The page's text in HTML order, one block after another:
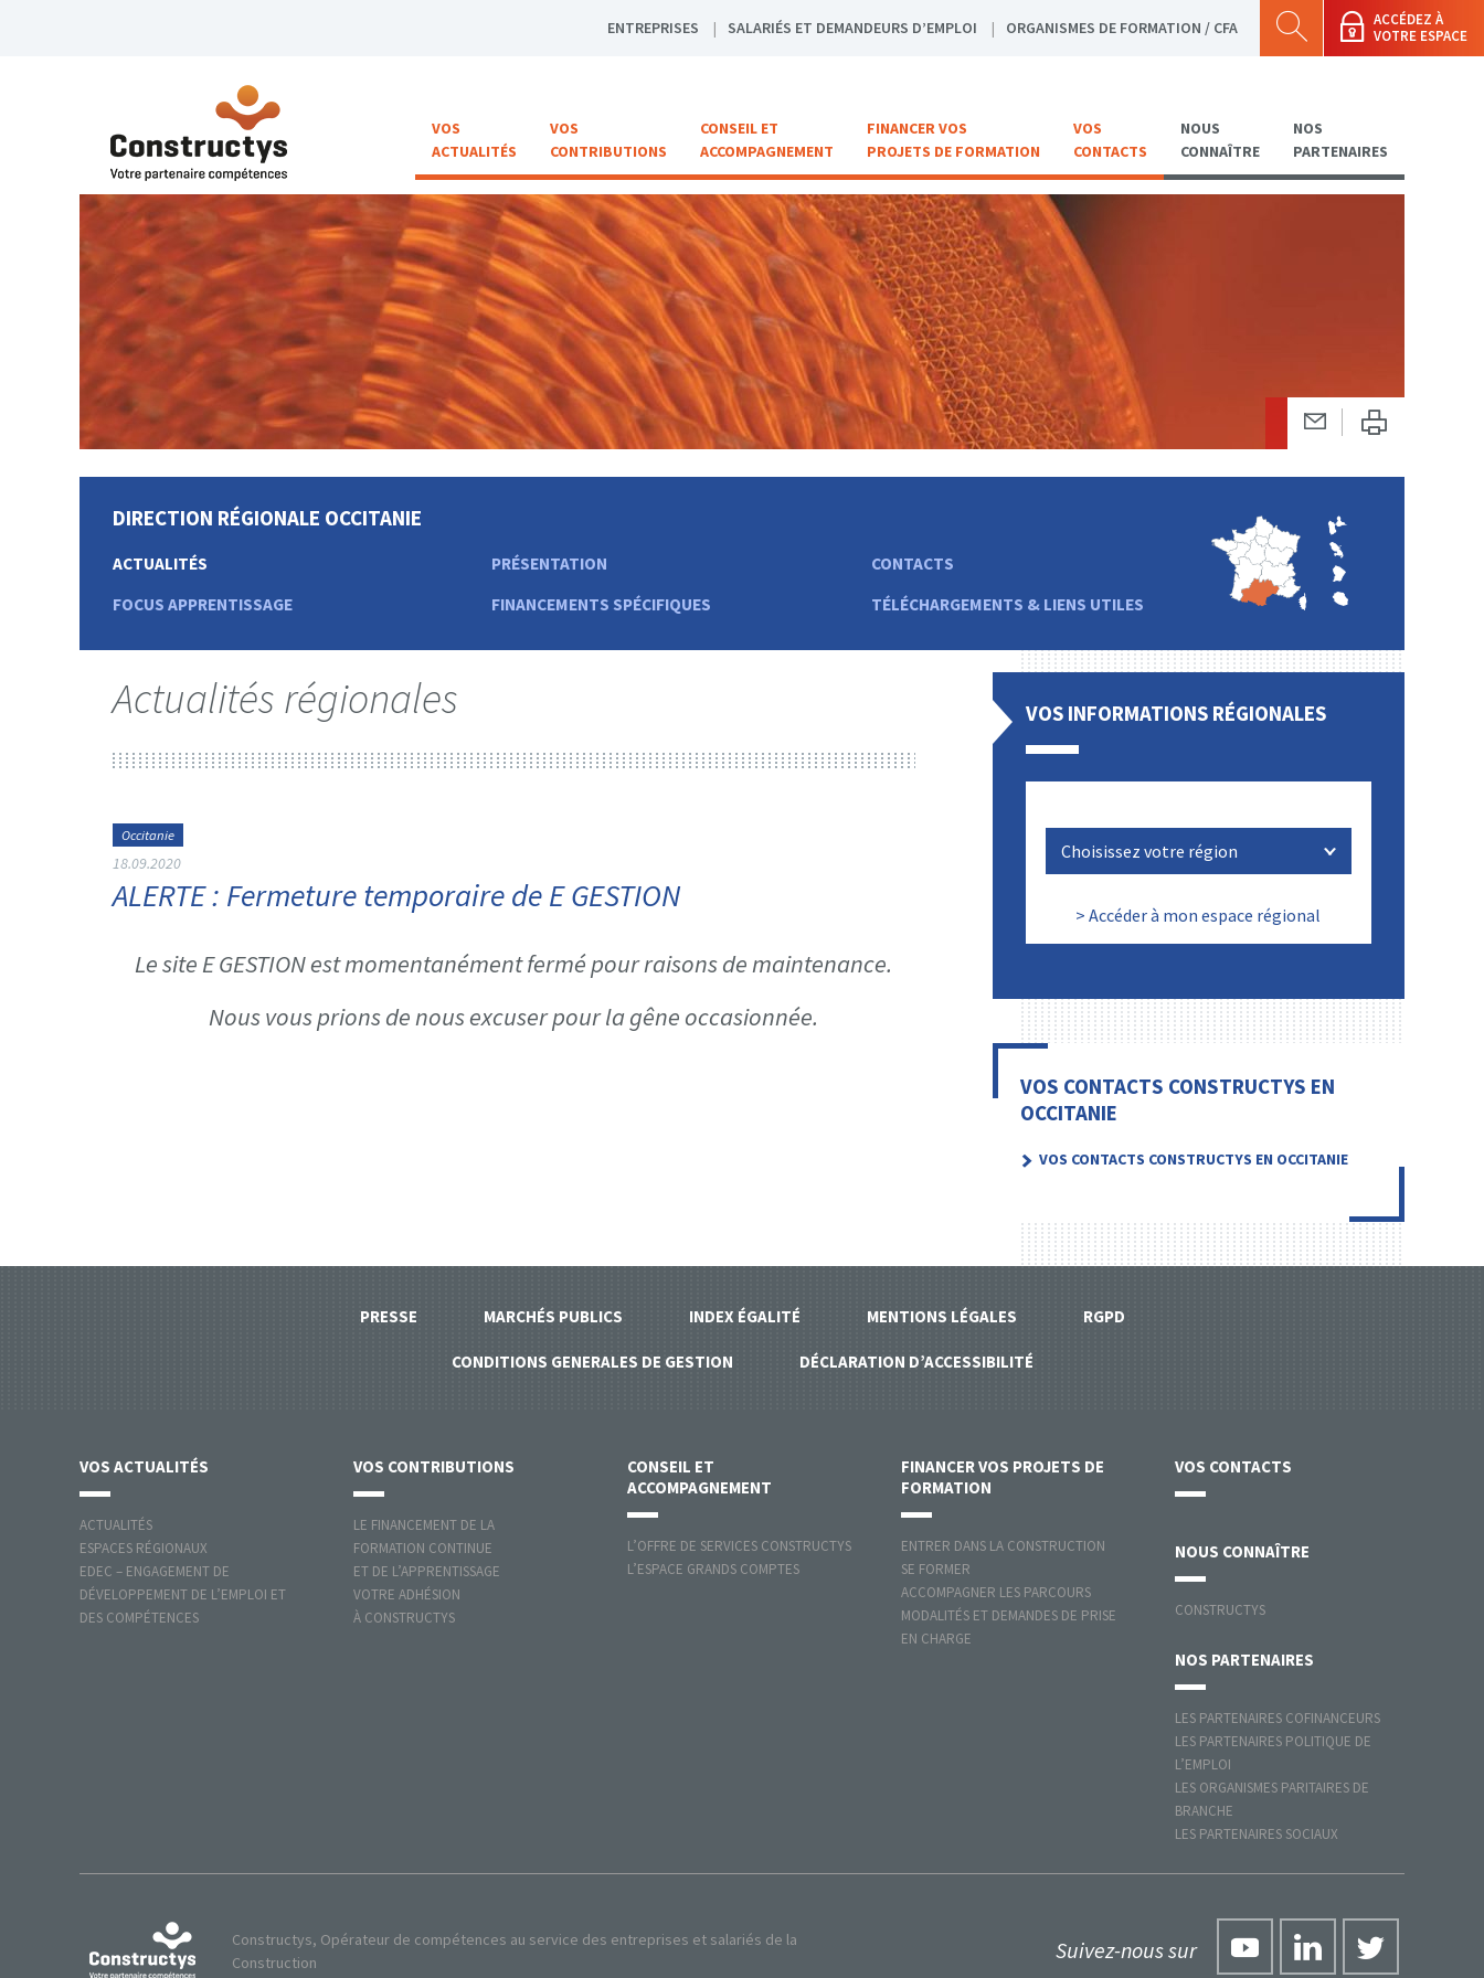
ACCÉDEZ À
VOTRE ESPACE
ENTREPRISES SALARIÉS ET DEMANDEURS D’EMPLOI ORGANISMES DE FORMATION / CFA
VOS
ACTUALITÉS
VOS
CONTRIBUTIONS
CONSEIL ET
ACCOMPAGNEMENT
FINANCER VOS
PROJETS DE FORMATION
VOS
CONTACTS
NOUS
CONNAÎTRE
NOS
PARTENAIRES
DIRECTION RÉGIONALE OCCITANIE
ACTUALITÉS PRÉSENTATION
CONTACTS
FOCUS APPRENTISSAGE
FINANCEMENTS SPÉCIFIQUES TÉLÉCHARGEMENTS & LIENS UTILES
Actualités régionales
Occitanie
18.09.2020
ALERTE : Fermeture temporaire de E GESTION
Le site E GESTION est momentanément fermé pour raisons de maintenance.
Nous vous prions de nous excuser pour la gêne occasionnée.
VOS INFORMATIONS RÉGIONALES
> Accéder à mon espace régional
VOS CONTACTS CONSTRUCTYS EN
OCCITANIE
VOS CONTACTS CONSTRUCTYS EN OCCITANIE
PRESSE MARCHÉS PUBLICS INDEX ÉGALITÉ MENTIONS LÉGALES RGPD
CONDITIONS GENERALES DE GESTION DÉCLARATION D’ACCESSIBILITÉ
VOS ACTUALITÉS
ACTUALITÉS
ESPACES RÉGIONAUX
EDEC – ENGAGEMENT DE
DÉVELOPPEMENT DE L’EMPLOI ET
DES COMPÉTENCES
VOS CONTRIBUTIONS
LE FINANCEMENT DE LA
FORMATION CONTINUE
ET DE L’APPRENTISSAGE
VOTRE ADHÉSION
À CONSTRUCTYS
CONSEIL ET
ACCOMPAGNEMENT
L’OFFRE DE SERVICES CONSTRUCTYS
L’ESPACE GRANDS COMPTES
FINANCER VOS PROJETS DE
FORMATION
ENTRER DANS LA CONSTRUCTION
SE FORMER
ACCOMPAGNER LES PARCOURS
MODALITÉS ET DEMANDES DE PRISE
EN CHARGE
VOS CONTACTS
NOUS CONNAÎTRE
CONSTRUCTYS
NOS PARTENAIRES
LES PARTENAIRES COFINANCEURS
LES PARTENAIRES POLITIQUE DE
L’EMPLOI
LES ORGANISMES PARITAIRES DE
BRANCHE
LES PARTENAIRES SOCIAUX
Suivez-nous sur
Constructys, Opérateur de compétences au service des entreprises et salariés de la
Construction